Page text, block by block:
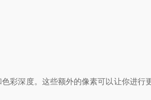
深度。这些额外的像素可以让你进行